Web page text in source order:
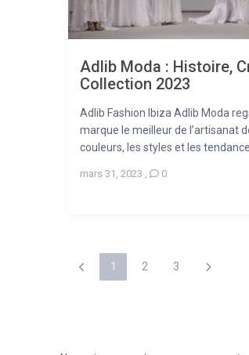
Adlib Moda : Histoire,
Collection 2023
Adlib Fashion Ibiza Adlib Moda
marque le meilleur de l’artisanat
couleurs, les styles et les
mars 31, 2023 , 0
1 2 3